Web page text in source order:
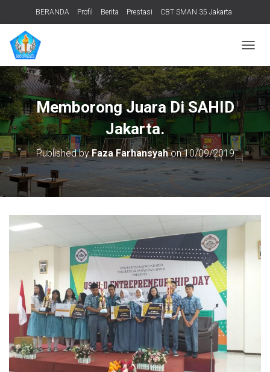
BERANDA Profil Berita Prestasi CBT SMAN 35 Jakarta
PERPUSTAKAAN
O
G
G
E
A
V
I
G
A
T
O
Memborong Juara Di SAHID
Jakarta.
Published byFaza Farhansyahon10/09/2019